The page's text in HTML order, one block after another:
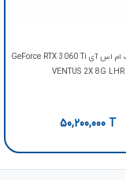
کارت گرافیک ام اس آی GeForce RTX 3060 Ti
VENTUS 2X 8G LHR
50,200,000T